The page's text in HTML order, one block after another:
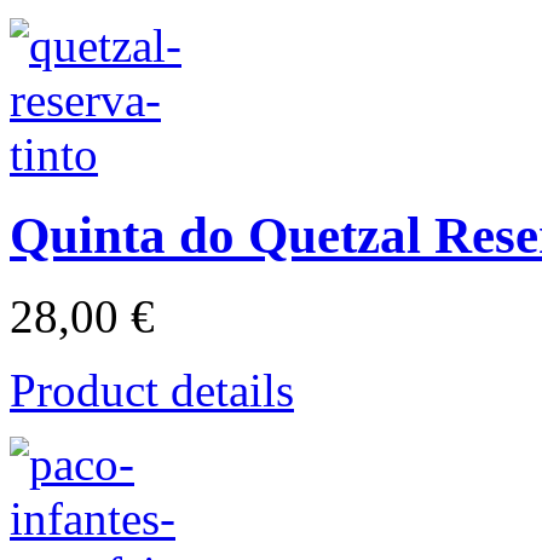
Quinta do Quetzal
28,00 €
Product details